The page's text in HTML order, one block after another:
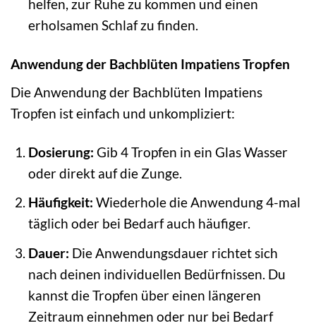
helfen, zur Ruhe zu kommen und einen
erholsamen Schlaf zu finden.
Anwendung der Bachblüten Impatiens Tropfen
Die Anwendung der Bachblüten Impatiens
Tropfen ist einfach und unkompliziert:
Dosierung: Gib 4 Tropfen in ein Glas Wasser
oder direkt auf die Zunge.
Häufigkeit: Wiederhole die Anwendung 4-mal
täglich oder bei Bedarf auch häufiger.
Dauer: Die Anwendungsdauer richtet sich
nach deinen individuellen Bedürfnissen. Du
kannst die Tropfen über einen längeren
Zeitraum einnehmen oder nur bei Bedarf